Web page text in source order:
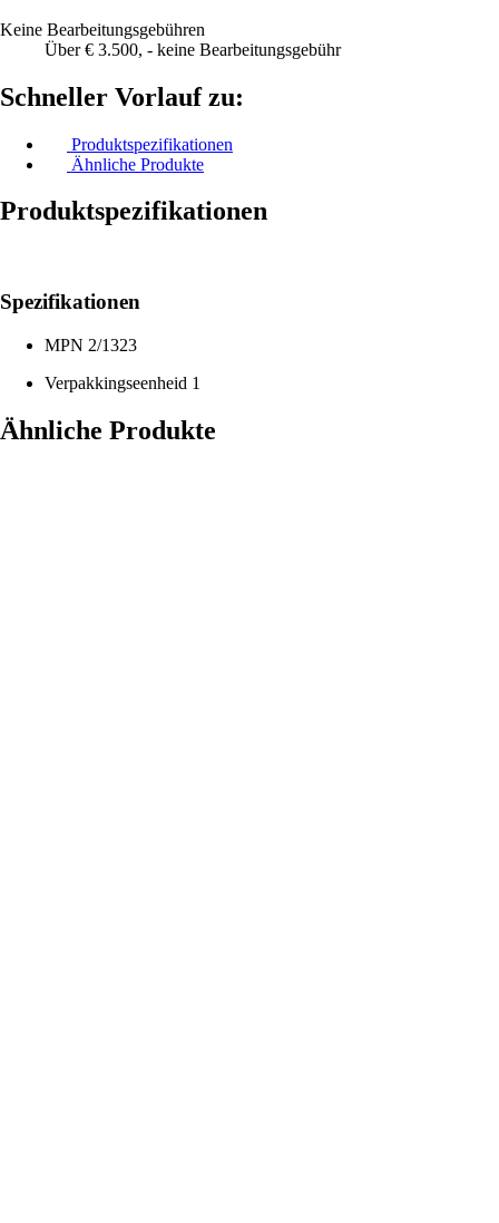
Keine Bearbeitungsgebühren
Über € 3.500, - keine Bearbeitungsgebühr
Schneller Vorlauf zu:
Produktspezifikationen
Ähnliche Produkte
Produktspezifikationen
Spezifikationen
MPN 2/1323
Verpakkingseenheid 1
Ähnliche Produkte